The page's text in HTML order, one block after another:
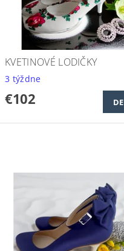
KVETINOVÉ LODIČKY
3 týždne
€102